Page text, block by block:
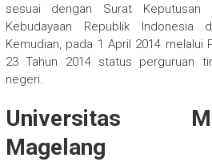
sesuai dengan Surat Keputusan
Kebudayaan Republik Indonesia
Kemudian, pada 1 April 2014 melalui
23 Tahun 2014 status perguruan
negeri.
Universitas
Magelang